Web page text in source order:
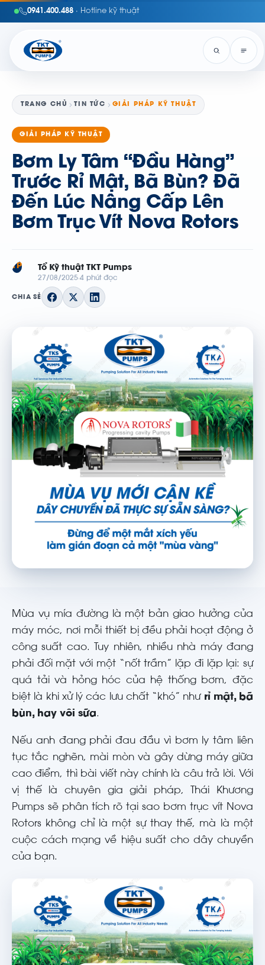
0941.400.488 · Hotline kỹ thuật
TRANG CHỦ TIN TỨC GIẢI PHÁP KỸ THUẬT
GIẢI PHÁP KỸ THUẬT
Bơm Ly Tâm “Đầu Hàng”
Trước Rỉ Mật, Bã Bùn? Đã
Đến Lúc Nâng Cấp Lên
Bơm Trục Vít Nova Rotors
TP Tổ Kỹ thuật TKT Pumps
27/08/2025 4 phút đọc
CHIA SẺ
Mùa vụ mía đường là một bản giao hưởng của
máy móc, nơi mỗi thiết bị đều phải hoạt động ở
công suất cao. Tuy nhiên, nhiều nhà máy đang
phải đối mặt với một “nốt trầm” lặp đi lặp lại: sự
quá tải và hỏng hóc của hệ thống bơm, đặc
biệt là khi xử lý các lưu chất “khó” như rỉ mật, bã
bùn, hay vôi sữa.
Nếu anh đang phải đau đầu vì bơm ly tâm liên
tục tắc nghẽn, mài mòn và gây dừng máy giữa
cao điểm, thì bài viết này chính là câu trả lời. Với
vị thế là chuyên gia giải pháp, Thái Khương
Pumps sẽ phân tích rõ tại sao bơm trục vít Nova
Rotors không chỉ là một sự thay thế, mà là một
cuộc cách mạng về hiệu suất cho dây chuyền
của bạn.